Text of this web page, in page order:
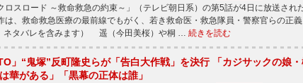
スロード ～救命救急の約束～」（テレビ朝日系）の第5話が4日に放送された
、救命救急医療の最前線でもがく、若き救命医・救急隊員・警察官らの正
ネタバレを含みます） 遥（今田美桜）や桐 … 続きを読む
」“鬼塚”反町隆史らが「告白大作戦」を決行 「カジサックの娘
華がある」「黒幕の正体は誰」